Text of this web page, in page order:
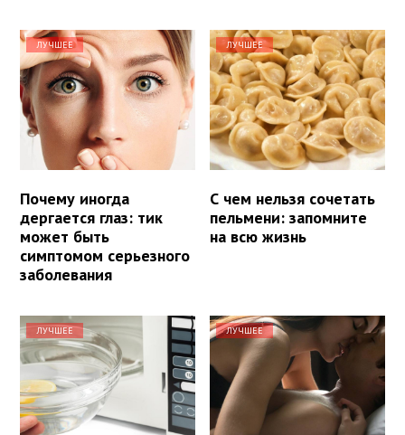
ЛУЧШЕЕ
Почему иногда
дергается глаз: тик
может быть
симптомом серьезного
заболевания
ЛУЧШЕЕ
С чем нельзя сочетать
пельмени: запомните
на всю жизнь
ЛУЧШЕЕ ЛУЧШЕЕ